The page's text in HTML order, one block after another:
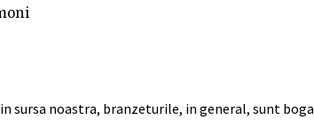
sursa noastra, branzeturile, in general, sunt